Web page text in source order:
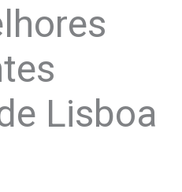
Lisboa